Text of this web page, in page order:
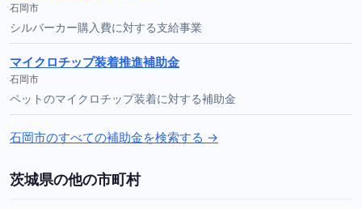
石岡市
シルバーカー購入費に対する支給事業
マイクロチップ装着推進補助金
石岡市
ペットのマイクロチップ装着に対する補助金
石岡市のすべての補助金を検索する →
茨城県の他の市町村